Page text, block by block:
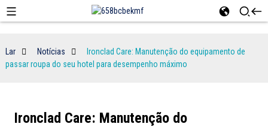
Lar Notícias
Ironclad Care: Manutenção do equipamento de
passar roupa do seu hotel para desempenho máximo
Ironclad Care: Manutenção do